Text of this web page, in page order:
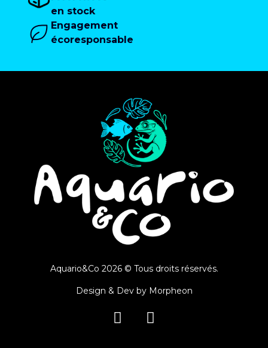
en stock
Engagement
écoresponsable
Aquario&Co 2026 © Tous droits réservés.
Design & Dev by Morpheon